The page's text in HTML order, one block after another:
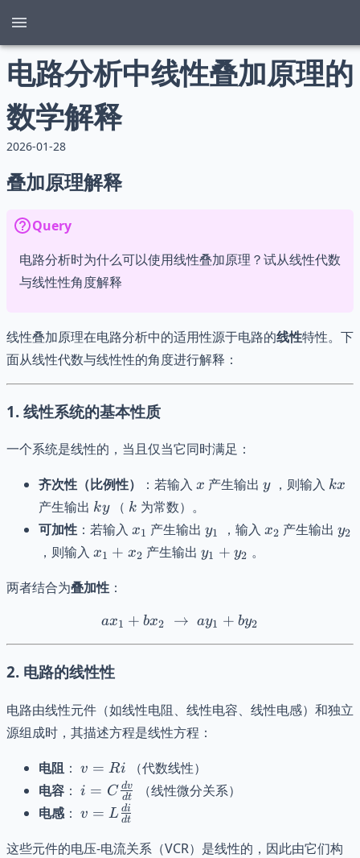
电路分析中线性叠加原理的
数学解释
2026-01-28
叠加原理解释
Query
电路分析时为什么可以使用线性叠加原理？试从线性代数
与线性性角度解释
线性叠加原理在电路分析中的适用性源于电路的线性特性。下
面从线性代数与线性性的角度进行解释：
1. 线性系统的基本性质
一个系统是线性的，当且仅当它同时满足：
齐次性（比例性）
：若输入 x
x 产生输出 y
y，则输入 kx
kx
产生输出 ky
ky（ k
k 为常数）。
可加性 ：若输入 x_1
x1 产生输出 y_1
y1 ，输入 x_2
x2 产生输出 y2
，则输入 x_1
x_2
x1 + x2 产生输出 y_1
y1 + y2 。
两者结合为叠加性 ：
a x_1 + b x_2 \ \to\ a
ax1 + bx2 → ay1 + by2
2. 电路的线性性
电路由线性元件（如线性电阻、线性电容、线性电感）和独立
源组成时，其描述方程是线性方程：
电阻 ： v
=
v = Ri
（代数线性）
电容 ： i = C
\frac{dv}
{dt}
i = C dt
dv
（线性微分关系）
电感： v = L
\frac{di}
{dt}
v = L dt
di
这些元件的电压-电流关系（VCR）是线性的，因此由它们构